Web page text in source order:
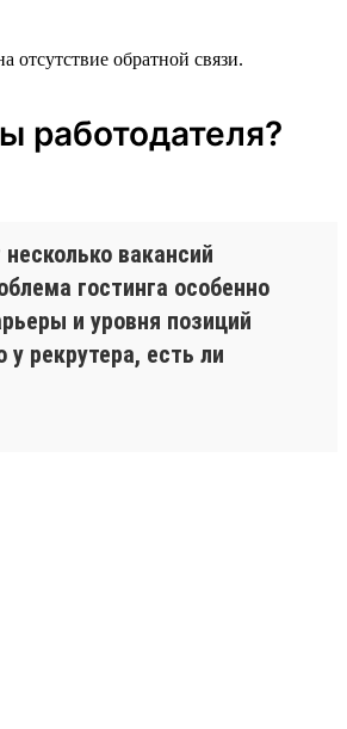
отсутствие обратной связи.
работодателя?
вакансий
гостинга особенно
и уровня позиций
рекрутера, есть ли